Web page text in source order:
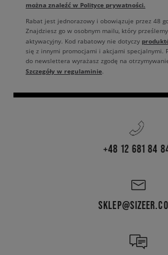
można znaleźć w Polityce prywatności.
Rabat jest jednorazowy i obowiązuje przez 48
Znajdziesz go w osobnym mailu, który
aktywacyjny. Kod rabatowy nie dotyczy
się z innymi promocjami i akcjami specjalnymi.
do newslettera wyrażasz zgodę na
Szczegóły w regulaminie.
+48 12 681 84